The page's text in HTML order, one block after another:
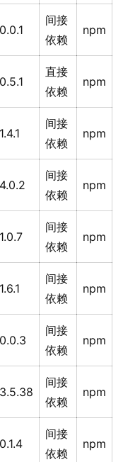
0.0.1
间接
依赖
npm
0.5.1
直接
依赖
npm
1.4.1
间接
依赖
npm
4.0.2
间接
依赖
npm
1.0.7
间接
依赖
npm
1.6.1
间接
依赖
npm
0.0.3
间接
依赖
npm
3.5.38
间接
依赖
npm
0.1.4
间接
依赖
npm